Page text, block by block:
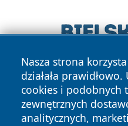
Nasza strona
działała
cookies i podobnych
zewnętrznych
analitycznych,